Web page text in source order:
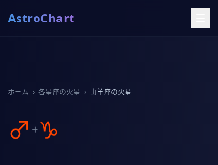
AstroChart
ホーム › 各星座の火星 › 山羊座の火星
♂ +♑